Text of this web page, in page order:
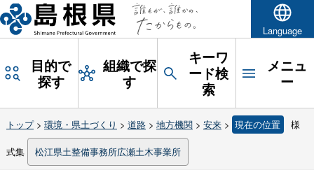
Language
目的で
探す
組織で探
す
キーワ
ード検
索
メニュ
ー
トップ> 環境・県土づくり > 道路> 地方機関> 安来> 現在の位置 様
式集 松江県土整備事務所広瀬土木事業所